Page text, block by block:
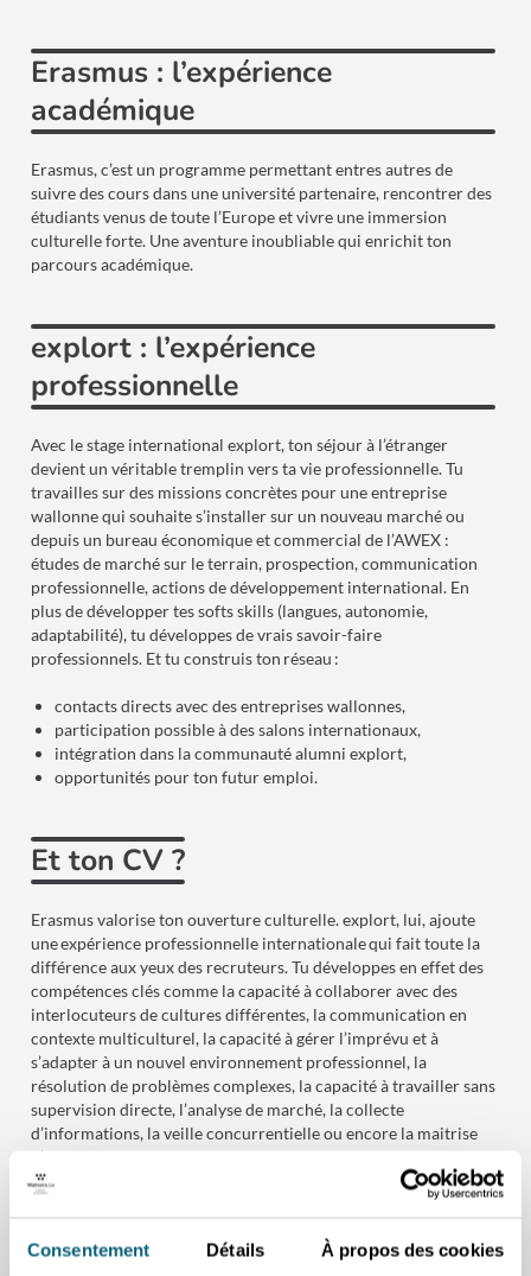
Consentement Détails À propos des cookies
Erasmus : l’expérience
académique
Erasmus, c’est un programme permettant entres autres de
suivre des cours dans une université partenaire, rencontrer des
étudiants venus de toute l’Europe et vivre une immersion
culturelle forte. Une aventure inoubliable qui enrichit ton
parcours académique.
explort : l’expérience
professionnelle
Avec le stage international explort, ton séjour à l’étranger
devient un véritable tremplin vers ta vie professionnelle. Tu
travailles sur des missions concrètes pour une entreprise
wallonne qui souhaite s’installer sur un nouveau marché ou
depuis un bureau économique et commercial de l’AWEX :
études de marché sur le terrain, prospection, communication
professionnelle, actions de développement international. En
plus de développer tes softs skills (langues, autonomie,
adaptabilité), tu développes de vrais savoir-faire
professionnels. Et tu construis ton réseau :
contacts directs avec des entreprises wallonnes,
participation possible à des salons internationaux,
intégration dans la communauté alumni explort,
opportunités pour ton futur emploi.
Et ton CV ?
Erasmus valorise ton ouverture culturelle. explort, lui, ajoute
une expérience professionnelle internationale qui fait toute la
différence aux yeux des recruteurs. Tu développes en effet des
compétences clés comme la capacité à collaborer avec des
interlocuteurs de cultures différentes, la communication en
contexte multiculturel, la capacité à gérer l’imprévu et à
s’adapter à un nouvel environnement professionnel, la
résolution de problèmes complexes, la capacité à travailler sans
supervision directe, l’analyse de marché, la collecte
d’informations, la veille concurrentielle ou encore la maitrise
d’outils numériques du fait de travailler à distance ou dans un
environnement moderne.
Et les bourses ?